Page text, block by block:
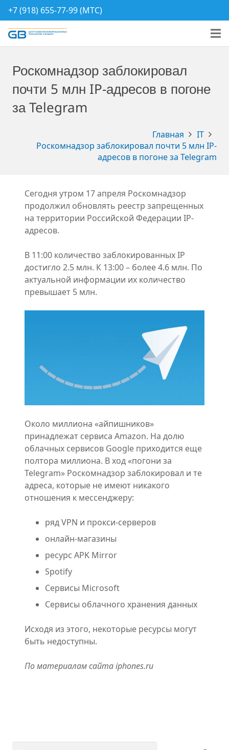
+7 (918) 655-77-99 (МТС)
Роскомнадзор заблокировал
почти 5 млн IP-адресов в погоне
за Telegram
Главная
IT
Роскомнадзор заблокировал почти 5 млн IP-
адресов в погоне за Telegram
Сегодня утром 17 апреля Роскомнадзор
продолжил обновлять реестр запрещенных
на территории Российской Федерации IP-
адресов.
В 11:00 количество заблокированных IP
достигло 2.5 млн. К 13:00 – более 4.6 млн. По
актуальной информации их количество
превышает 5 млн.
Около миллиона «айпишников»
принадлежат сервиса Amazon. На долю
облачных сервисов Google приходится еще
полтора миллиона. В ход «погони за
Telegram» Роскомнадзор заблокировал и те
адреса, которые не имеют никакого
отношения к мессенджеру:
ряд VPN и прокси-серверов
онлайн-магазины
ресурс APK Mirror
Spotify
Сервисы Microsoft
Сервисы облачного хранения данных
Исходя из этого, некоторые ресурсы могут
быть недоступны.
По материалам сайта iphones.ru